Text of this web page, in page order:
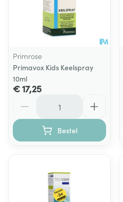
Primrose
Primavox Kids Keelspray
10ml
€ 17,25
Bestel